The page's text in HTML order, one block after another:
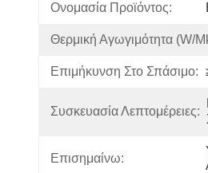
Ονομασία Προϊόντος:
Θερμική Αγωγιμότητα (w/
Επιμήκυνση Στο Σπάσιμο:
Συσκευασία Λεπτομέρειες:
Επισημαίνω: